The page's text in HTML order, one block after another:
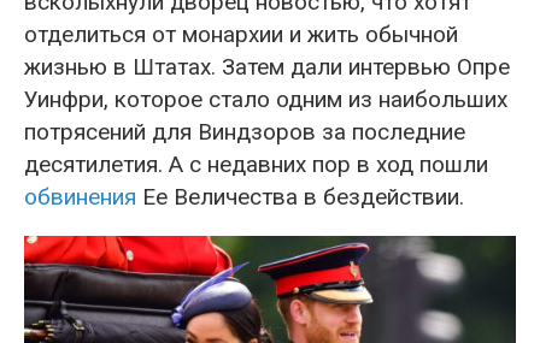
отделиться от монархии и жить обычной
жизнью в Штатах. Затем дали интервью Опре
Уинфри, которое стало одним из наибольших
потрясений для Виндзоров за последние
десятилетия. А с недавних пор в ход пошли
обвинения Ее Величества в бездействии.